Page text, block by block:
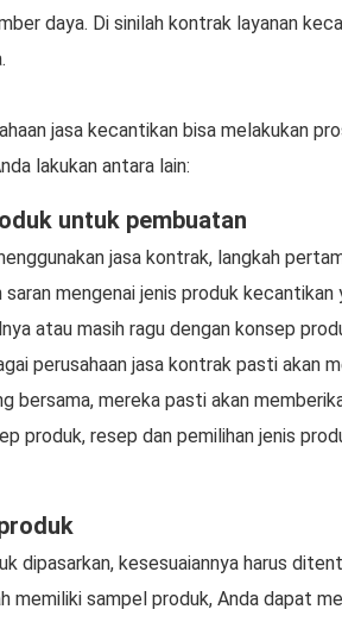
daya. Di sinilah kontrak layanan
jasa kecantikan bisa melakukan
lakukan antara lain:
untuk pembuatan
jasa kontrak, langkah
mengenai jenis produk kecantikan
atau masih ragu dengan konsep
perusahaan jasa kontrak pasti akan
bersama, mereka pasti akan
produk, resep dan pemilihan jenis
dipasarkan, kesesuaiannya harus
memiliki sampel produk, Anda dapat